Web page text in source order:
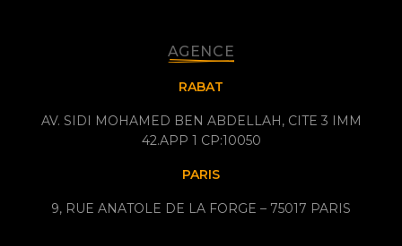
AGENCE
RABAT
AV. SIDI MOHAMED BEN ABDELLAH, CITE 3 IMM
42.APP 1 CP:10050
PARIS
9, RUE ANATOLE DE LA FORGE – 75017 PARIS